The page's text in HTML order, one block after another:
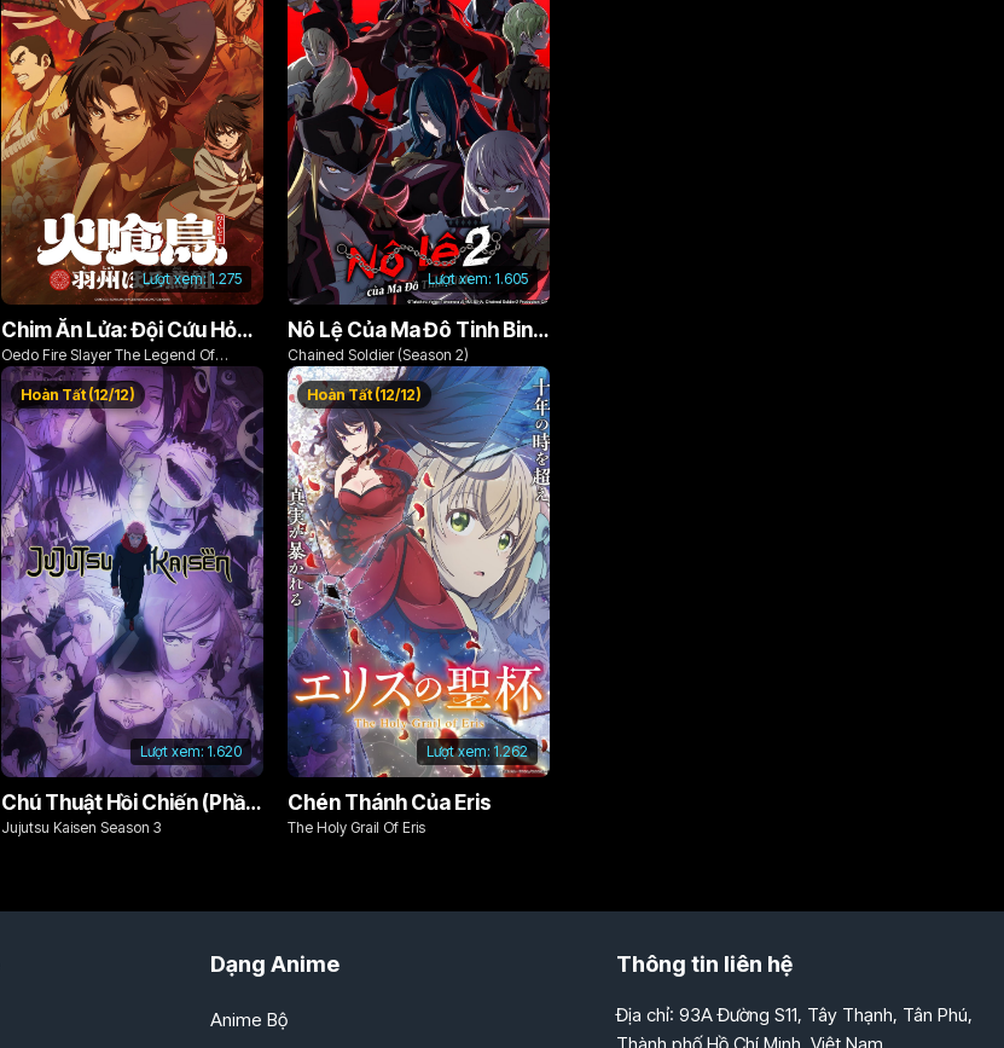
Lượt xem: 1.275
Chim Ăn Lửa: Đội Cứu Hỏa Rách Rưới Vùng Ushu
Oedo Fire Slayer The Legend Of
Phoenix
Lượt xem: 1.605
Nô Lệ Của Ma Đô Tinh Binh (Phần 2)
Chained Soldier (Season 2)
Lượt xem:1.620
Hoàn Tất (12/12)
Chú Thuật Hồi Chiến (Phần 3)
Jujutsu Kaisen Season 3
Lượt xem: 1.262
Hoàn Tất (12/12)
Chén Thánh Của Eris
The Holy Grail Of Eris
Dạng Anime
Anime Bộ
Thông tin liên hệ
Địa chỉ: 93A Đường S11, Tây Thạnh, Tân Phú,
Thành phố Hồ Chí Minh, Việt Nam